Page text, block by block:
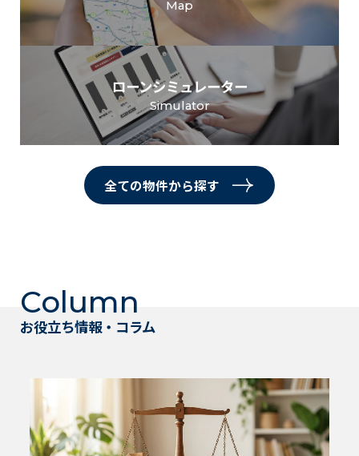
Map
ローンシミュレーター
Simulator
全ての物件から探す
Column
お役立ち情報・コラム